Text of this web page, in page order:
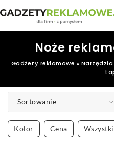
Noże
Gadżety reklamowe »
Sortowanie
Kolor Cena